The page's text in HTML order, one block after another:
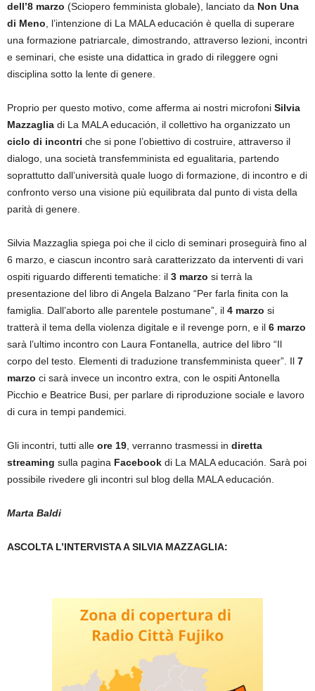
dell’8 marzo (Sciopero femminista globale), lanciato da Non Una
di Meno, l’intenzione di La MALA educación è quella di superare
una formazione patriarcale, dimostrando, attraverso lezioni, incontri
e seminari, che esiste una didattica in grado di rileggere ogni
disciplina sotto la lente di genere.
Proprio per questo motivo, come afferma ai nostri microfoni Silvia
Mazzaglia di La MALA educación, il collettivo ha organizzato un
ciclo di incontri che si pone l’obiettivo di costruire, attraverso il
dialogo, una società transfemminista ed egualitaria, partendo
soprattutto dall’università quale luogo di formazione, di incontro e di
confronto verso una visione più equilibrata dal punto di vista della
parità di genere.
Silvia Mazzaglia spiega poi che il ciclo di seminari proseguirà fino al
6 marzo, e ciascun incontro sarà caratterizzato da interventi di vari
ospiti riguardo differenti tematiche: il 3 marzo si terrà la
presentazione del libro di Angela Balzano “Per farla finita con la
famiglia. Dall’aborto alle parentele postumane”, il 4 marzo si
tratterà il tema della violenza digitale e il revenge porn, e il 6 marzo
sarà l’ultimo incontro con Laura Fontanella, autrice del libro “Il
corpo del testo. Elementi di traduzione transfemminista queer”. Il 7
marzo ci sarà invece un incontro extra, con le ospiti Antonella
Picchio e Beatrice Busi, per parlare di riproduzione sociale e lavoro
di cura in tempi pandemici.
Gli incontri, tutti alle ore 19, verranno trasmessi in diretta
streaming sulla pagina Facebook di La MALA educación. Sarà poi
possibile rivedere gli incontri sul blog della MALA educación.
Marta Baldi
ASCOLTA L’INTERVISTA A SILVIA MAZZAGLIA: